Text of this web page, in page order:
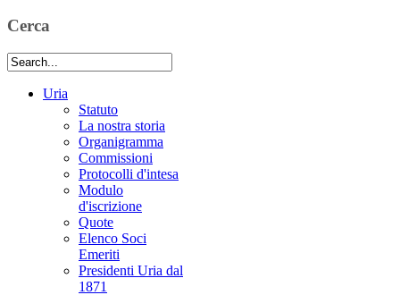
Cerca
Uria
Statuto
La nostra storia
Organigramma
Commissioni
Protocolli d'intesa
Modulo
d'iscrizione
Quote
Elenco Soci
Emeriti
Presidenti Uria dal
1871